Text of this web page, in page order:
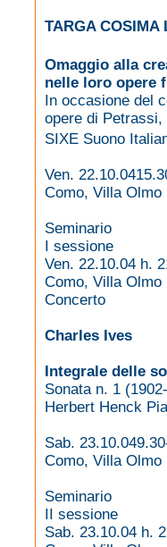
TARGA COSIMA
Omaggio alla
nelle loro opere
In occasione del
opere di
SIXE Suono
Ven.
Como, Villa Olmo
Seminario
I sessione
Ven. 22.10.04 h.
Como, Villa Olmo
Concerto
Charles Ives
Integrale delle
Sonata n. 1
Herbert Henck
Sab.
Como, Villa Olmo
Seminario
II sessione
Sab. 23.10.04 h.